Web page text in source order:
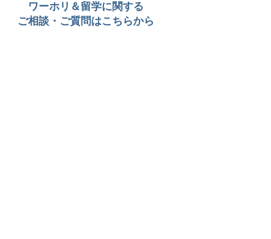
ワーホリ＆留学に関する
ご相談・ご質問はこちらから